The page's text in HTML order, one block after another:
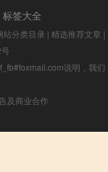
标签大全
站分类目录 | 精选推荐文章 |
说明，我们
及商业合作